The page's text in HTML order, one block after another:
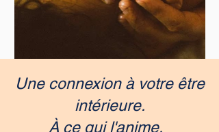
Une connexion à votre être
intérieure.
À ce qui l'anime.